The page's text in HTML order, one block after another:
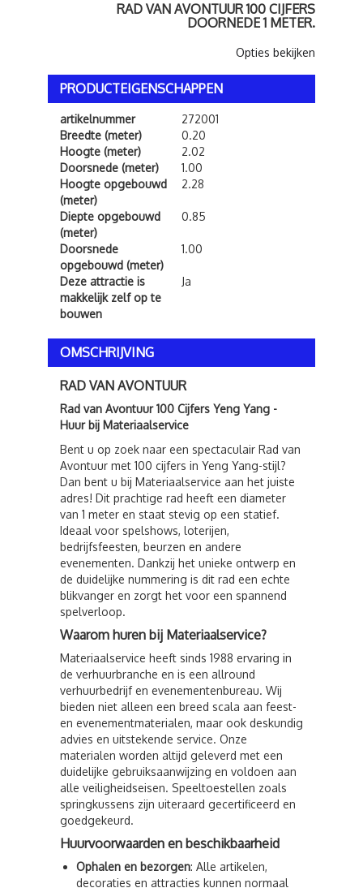
RAD VAN AVONTUUR 100 CIJFERS
DOORNEDE 1 METER.
Opties bekijken
PRODUCTEIGENSCHAPPEN
artikelnummer
272001
Breedte (meter)
0.20
Hoogte (meter)
2.02
Doorsnede (meter)
1.00
Hoogte opgebouwd
(meter)
2.28
Diepte opgebouwd
(meter)
0.85
Doorsnede
opgebouwd (meter)
1.00
Deze attractie is
makkelijk zelf op te
bouwen
Ja
OMSCHRIJVING
RAD VAN AVONTUUR
Rad van Avontuur 100 Cijfers Yeng Yang -
Huur bij Materiaalservice
Bent u op zoek naar een spectaculair Rad van
Avontuur met 100 cijfers in Yeng Yang-stijl?
Dan bent u bij Materiaalservice aan het juiste
adres! Dit prachtige rad heeft een diameter
van 1 meter en staat stevig op een statief.
Ideaal voor spelshows, loterijen,
bedrijfsfeesten, beurzen en andere
evenementen. Dankzij het unieke ontwerp en
de duidelijke nummering is dit rad een echte
blikvanger en zorgt het voor een spannend
spelverloop.
Waarom huren bij Materiaalservice?
Materiaalservice heeft sinds 1988 ervaring in
de verhuurbranche en is een allround
verhuurbedrijf en evenementenbureau. Wij
bieden niet alleen een breed scala aan feest-
en evenementmaterialen, maar ook deskundig
advies en uitstekende service. Onze
materialen worden altijd geleverd met een
duidelijke gebruiksaanwijzing en voldoen aan
alle veiligheidseisen. Speeltoestellen zoals
springkussens zijn uiteraard gecertificeerd en
goedgekeurd.
Huurvoorwaarden en beschikbaarheid
Ophalen en bezorgen: Alle artikelen,
decoraties en attracties kunnen normaal